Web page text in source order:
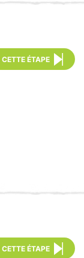
ÉTAPE
ÉTAPE